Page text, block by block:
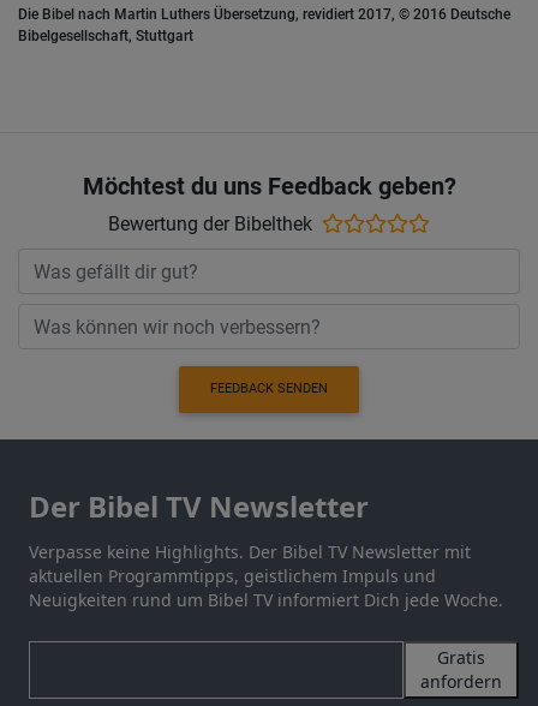
Die Bibel nach Martin Luthers Übersetzung, revidiert 2017, © 2016 Deutsche
Bibelgesellschaft, Stuttgart
Möchtest du uns Feedback geben?
Bewertung der Bibelthek
FEEDBACK SENDEN
Der Bibel TV Newsletter
Verpasse keine Highlights. Der Bibel TV Newsletter mit
aktuellen Programmtipps, geistlichem Impuls und
Neuigkeiten rund um Bibel TV informiert Dich jede Woche.
Gratis
anfordern